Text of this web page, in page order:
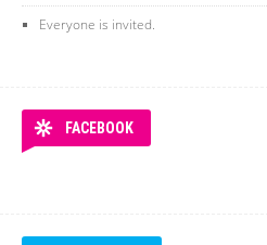
Everyone is invited.
FACEBOOK